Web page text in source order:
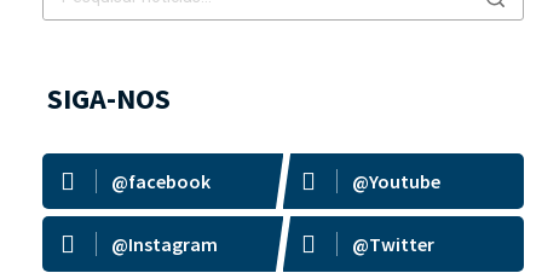
SIGA-NOS
@facebook @Youtube
@Instagram @Twitter